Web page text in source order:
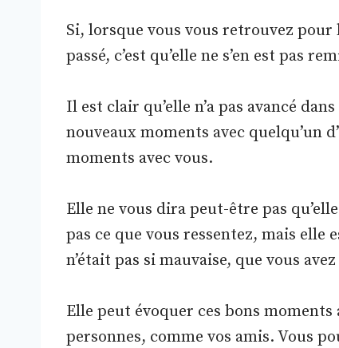
Si, lorsque vous vous retrouvez
passé, c’est qu’elle ne s’en est pas
Il est clair qu’elle n’a pas avancé
nouveaux moments avec quelqu’un
moments avec vous.
Elle ne vous dira peut-être pas
pas ce que vous ressentez, mais
n’était pas si mauvaise, que vous
Elle peut évoquer ces bons moments
personnes, comme vos amis. Vous